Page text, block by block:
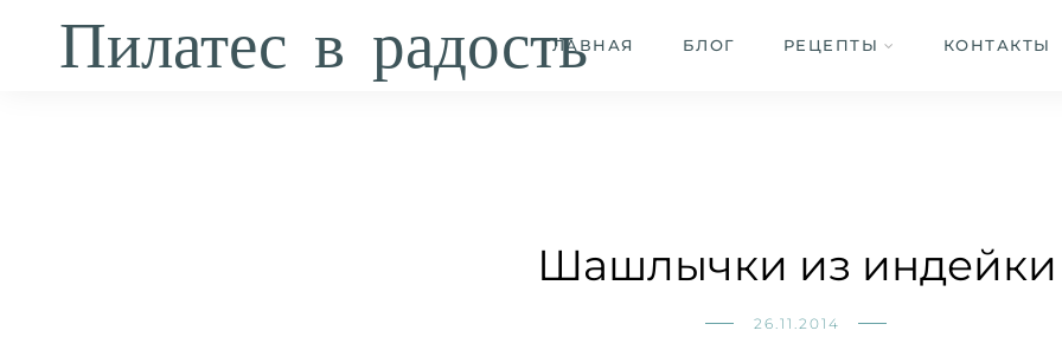
Пилатес в радостьГЛАВНАЯ БЛОГ РЕЦЕПТЫ КОНТАКТЫ
Шашлычки из индейки
26.11.2014